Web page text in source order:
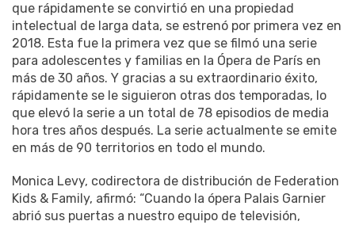
que rápidamente se convirtió en una propiedad
intelectual de larga data, se estrenó por primera vez en
2018. Esta fue la primera vez que se filmó una serie
para adolescentes y familias en la Ópera de París en
más de 30 años. Y gracias a su extraordinario éxito,
rápidamente se le siguieron otras dos temporadas, lo
que elevó la serie a un total de 78 episodios de media
hora tres años después. La serie actualmente se emite
en más de 90 territorios en todo el mundo.
Monica Levy, codirectora de distribución de Federation
Kids & Family, afirmó: “Cuando la ópera Palais Garnier
abrió sus puertas a nuestro equipo de televisión,